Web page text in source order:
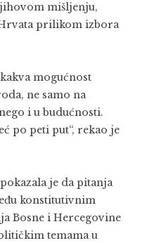
mišljenju,
prilikom izbora
mogućnost
ne samo na
i u budućnosti.
po peti put“, rekao je
je da pitanja
konstitutivnim
Bosne i Hercegovine
temama u